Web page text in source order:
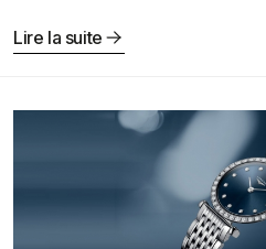
Lire la suite